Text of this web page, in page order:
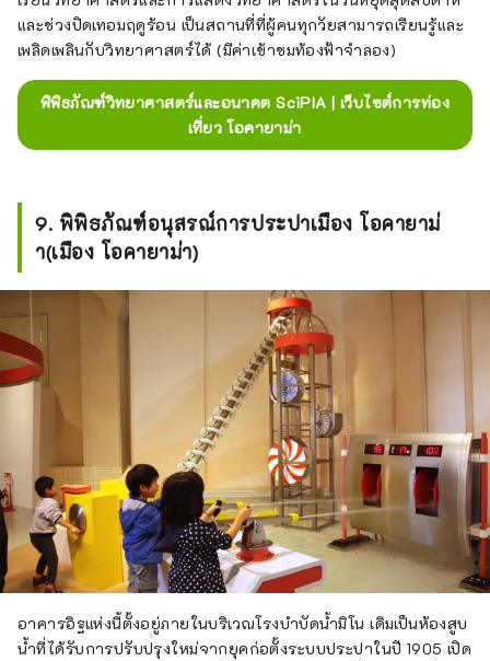
และช่วงปิดเทอมฤดูร้อน เป็นสถานที่ที่ผู้คนทุกวัยสามารถเรียนรู้และ
เพลิดเพลินกับวิทยาศาสตร์ได้ (มีค่าเข้าชมท้องฟ้าจำลอง)
พิพิธภัณฑ์วิทยาศาสตร์และอนาคต SciPIA | เว็บไซต์การท่อง
เที่ยว โอคายาม่า
9. พิพิธภัณฑ์อนุสรณ์การประปาเมือง โอคายาม่
า(เมือง โอคายาม่า)
อาคารอิฐแห่งนี้ตั้งอยู่ภายในบริเวณโรงบำบัดน้ำมิโน เดิมเป็นห้องสูบ
น้ำที่ได้รับการปรับปรุงใหม่จากยุคก่อตั้งระบบประปาในปี 1905 เปิด